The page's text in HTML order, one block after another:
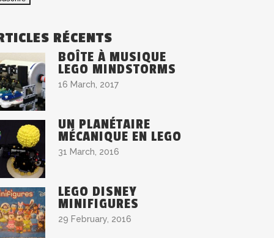
RÉCENTS
BOÎTE À MUSIQUE
LEGO MINDSTORMS
16 March, 2017
UN PLANÉTAIRE
MÉCANIQUE EN LEGO
31 March, 2016
LEGO DISNEY
MINIFIGURES
29 February, 2016